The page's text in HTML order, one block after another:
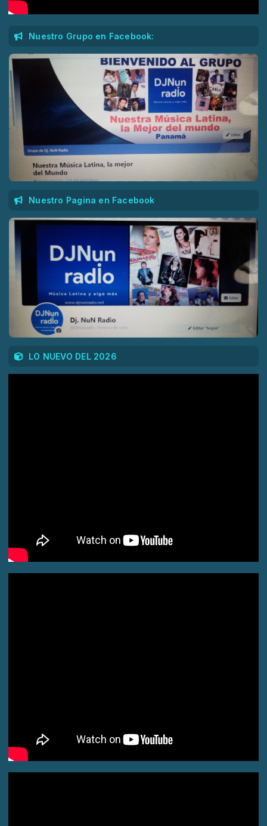
Nuestro Grupo en Facebook:
Nuestro Pagina en Facebook
LO NUEVO DEL 2026